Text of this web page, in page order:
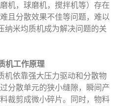
机，球磨机，搅拌机等）存在
且分散效果不佳等问题，难以
纳米均质机成为解决问题的关
机工作原理
机依靠强大压力驱动和分散物
分散单元的狭小缝隙，瞬间产
裁剪成微小碎片。同时，物料